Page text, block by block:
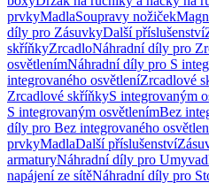
prvkyMadlaSoupravy nožiček
díly pro ZásuvkyDalší příslušenství
skříňkyZrcadloNáhradní díly pro
osvětlenímNáhradní díly pro S
integrovaného osvětleníZrcadlové
Zrcadlové skříňkyS integrovaným
S integrovaným osvětlenímBez
díly pro Bez integrovaného
prvkyMadlaDalší příslušenství
armaturyNáhradní díly pro
napájení ze sítěNáhradní díly pro